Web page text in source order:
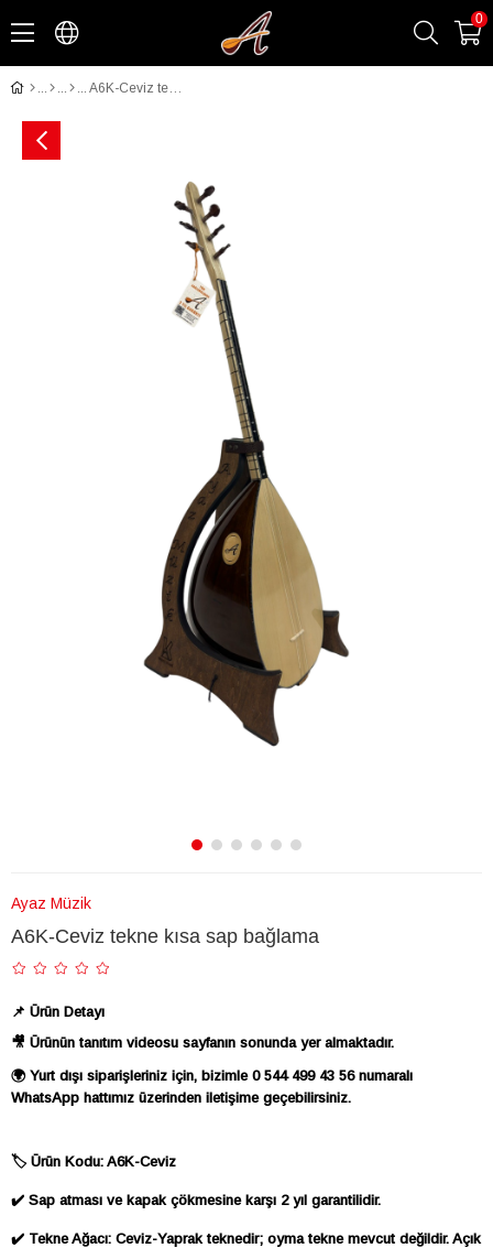
0
A6K-Ceviz tekne kısa sap bağlama
Ayaz Müzik
A6K-Ceviz tekne kısa sap bağlama
📌 Ürün Detayı
🎥 Ürünün tanıtım videosu sayfanın sonunda yer almaktadır.
🌍 Yurt dışı siparişleriniz için, bizimle 0 544 499 43 56 numaralı
WhatsApp hattımız üzerinden iletişime geçebilirsiniz.
🏷 Ürün Kodu: A6K-Ceviz
✔️ Sap atması ve kapak çökmesine karşı 2 yıl garantilidir.
✔️ Tekne Ağacı: Ceviz-Yaprak teknedir; oyma tekne mevcut değildir. Açık